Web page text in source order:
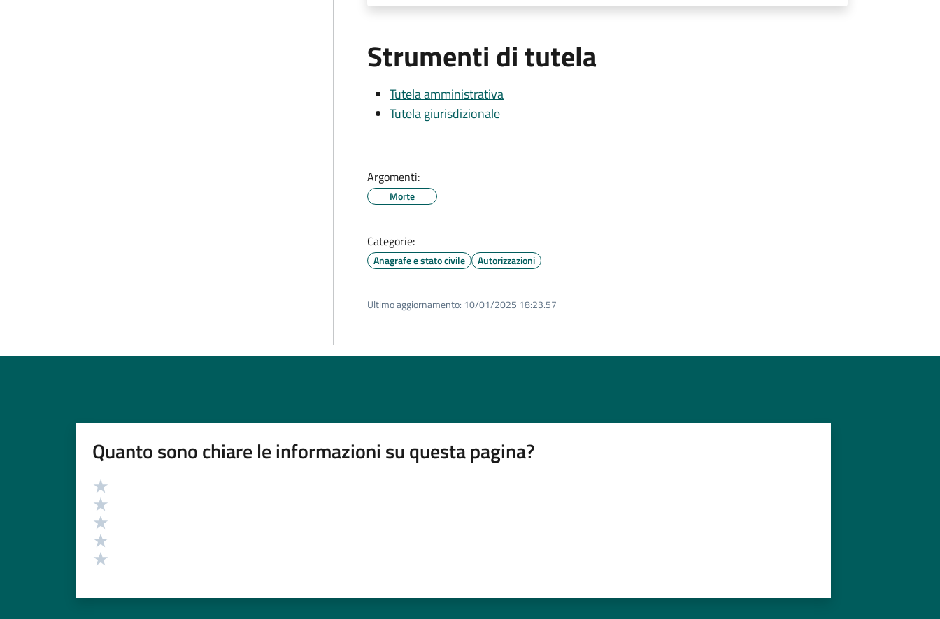
Strumenti di tutela
Tutela amministrativa
Tutela giurisdizionale
Argomenti:
Morte
Categorie:
Anagrafe e stato civile Autorizzazioni
Ultimo aggiornamento: 10/01/2025 18:23.57
Quanto sono chiare le informazioni su questa pagina?
Valutazione